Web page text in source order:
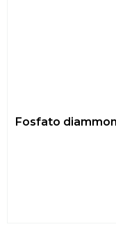
Fosfato